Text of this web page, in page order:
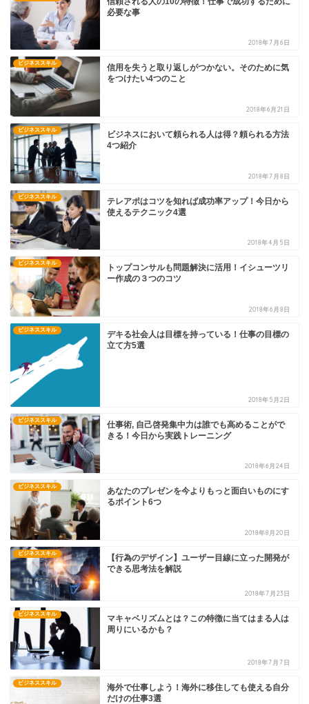
必要な事
2018年7月6日
ビジネススキル
信用を失うと取り返しがつかない。そのために気
をつけたい4つのこと
2018年6月21日
ビジネススキル
ビジネスにおいて頼られる人は得？頼られる方法
4つ紹介
2018年7月8日
ビジネススキル
テレアポはコツを知れば成功率アップ！今日から
使えるテクニック4選
2018年4月5日
ビジネススキル
トップコンサルも問題解決に活用！イシューツリ
ー作成の３つのコツ
2018年6月8日
ビジネススキル
デキる社会人は目標を持っている！仕事の目標の
立て方5選
2018年5月2日
ビジネススキル
仕事術, 自己啓発集中力は誰でも高めることがで
きる！今日から実践トレーニング
2018年6月24日
ビジネススキル
あなたのプレゼンを今よりもっと面白いものにす
るポイント6つ
2018年8月20日
ビジネススキル
【行為のデザイン】ユーザー目線に立った開発が
できる思考法を解説
2018年7月23日
ビジネススキル
マキャベリズムとは？この特徴に当てはまる人は
周りにいるかも？
2018年7月7日
ビジネススキル
海外で仕事しよう！海外に移住しても使える自分
だけの仕事3選